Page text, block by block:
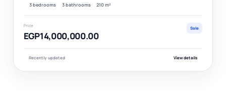
3 bedrooms 3 bathrooms 210 m²
Price
EGP14,000,000.00
Sale
Recently updated View details